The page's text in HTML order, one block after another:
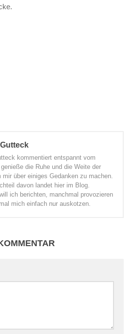
kommentiert entspannt vom
die Ruhe und die Weite der
mir über einiges Gedanken zu machen.
davon landet hier im Blog.
ich berichten, manchmal provozieren
mich einfach nur auskotzen.